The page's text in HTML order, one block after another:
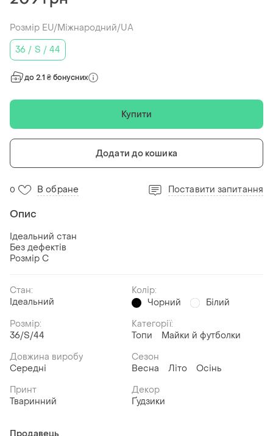
Розмір EU/Міжнародний/UA
36 / S / 44
до 2.1 ₴ бонусних
Купити
Додати до кошика
0 В обране Поставити запитання
Опис
Ідеальний стан
Без дефектів
Розмір С
Стан:
Ідеальний
Колір:
Чорний
Білий
Розмір:
36/S/44
Категорії:
Топи
Майки й футболки
Довжина виробу
Середні
Сезон
Весна
Літо
Осінь
Принт
Тваринний
Декор
Ґудзики